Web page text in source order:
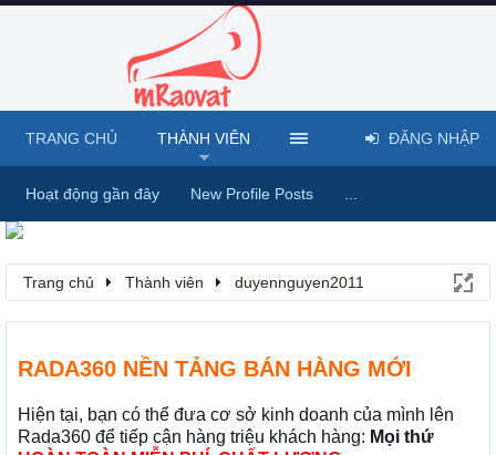
Trang chủ Thành viên duyennguyen2011
RADA360 NỀN TẢNG BÁN HÀNG MỚI
Hiện tại, bạn có thể đưa cơ sở kinh doanh của mình lên
Rada360 để tiếp cận hàng triệu khách hàng: Mọi thứ
TRANG CHỦ THÀNH VIÊN
Hoạt động gần đây New Profile Posts
ĐĂNG NHẬP